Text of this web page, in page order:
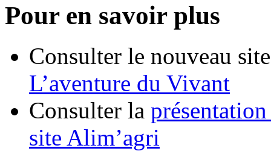
Pour en savoir plus
Consulter le nouveau
L’aventure du Vivant
Consulter la
site Alim’agri